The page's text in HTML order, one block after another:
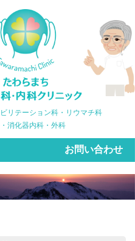
リテーション科・リウマチ科
消化器内科・外科
お問い合わせ